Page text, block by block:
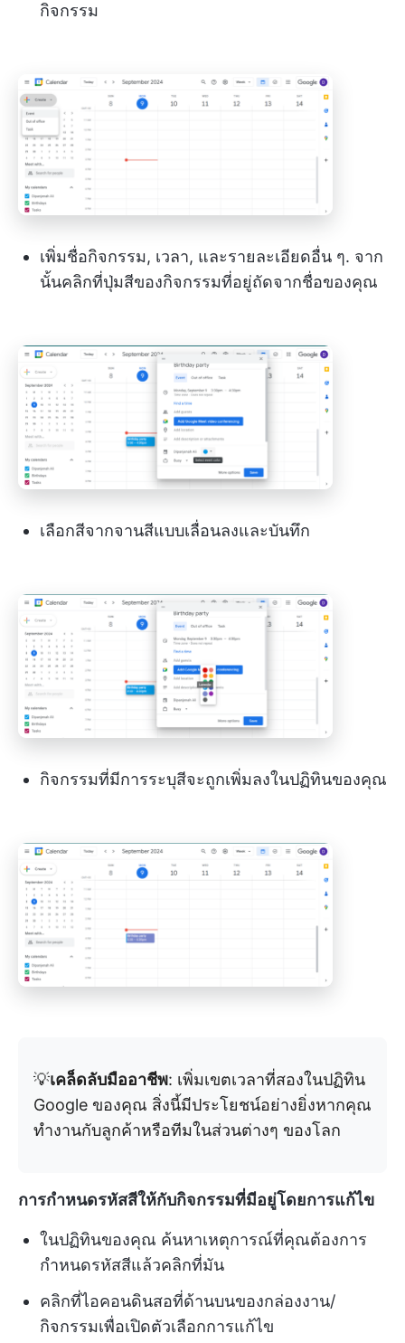
กิจกรรม
เพิ่มชื่อกิจกรรม, เวลา, และรายละเอียดอื่น ๆ. จาก
นั้นคลิกที่ปุ่มสีของกิจกรรมที่อยู่ถัดจากชื่อของคุณ
เลือกสีจากจานสีแบบเลื่อนลงและบันทึก
กิจกรรมที่มีการระบุสีจะถูกเพิ่มลงในปฏิทินของคุณ
💡เคล็ดลับมืออาชีพ: เพิ่มเขตเวลาที่สองในปฏิทิน
Google ของคุณ สิ่งนี้มีประโยชน์อย่างยิ่งหากคุณ
ทำงานกับลูกค้าหรือทีมในส่วนต่างๆ ของโลก
การกำหนดรหัสสีให้กับกิจกรรมที่มีอยู่โดยการแก้ไข
ในปฏิทินของคุณ ค้นหาเหตุการณ์ที่คุณต้องการ
กำหนดรหัสสีแล้วคลิกที่มัน
คลิกที่ไอคอนดินสอที่ด้านบนของกล่องงาน/
กิจกรรมเพื่อเปิดตัวเลือกการแก้ไข